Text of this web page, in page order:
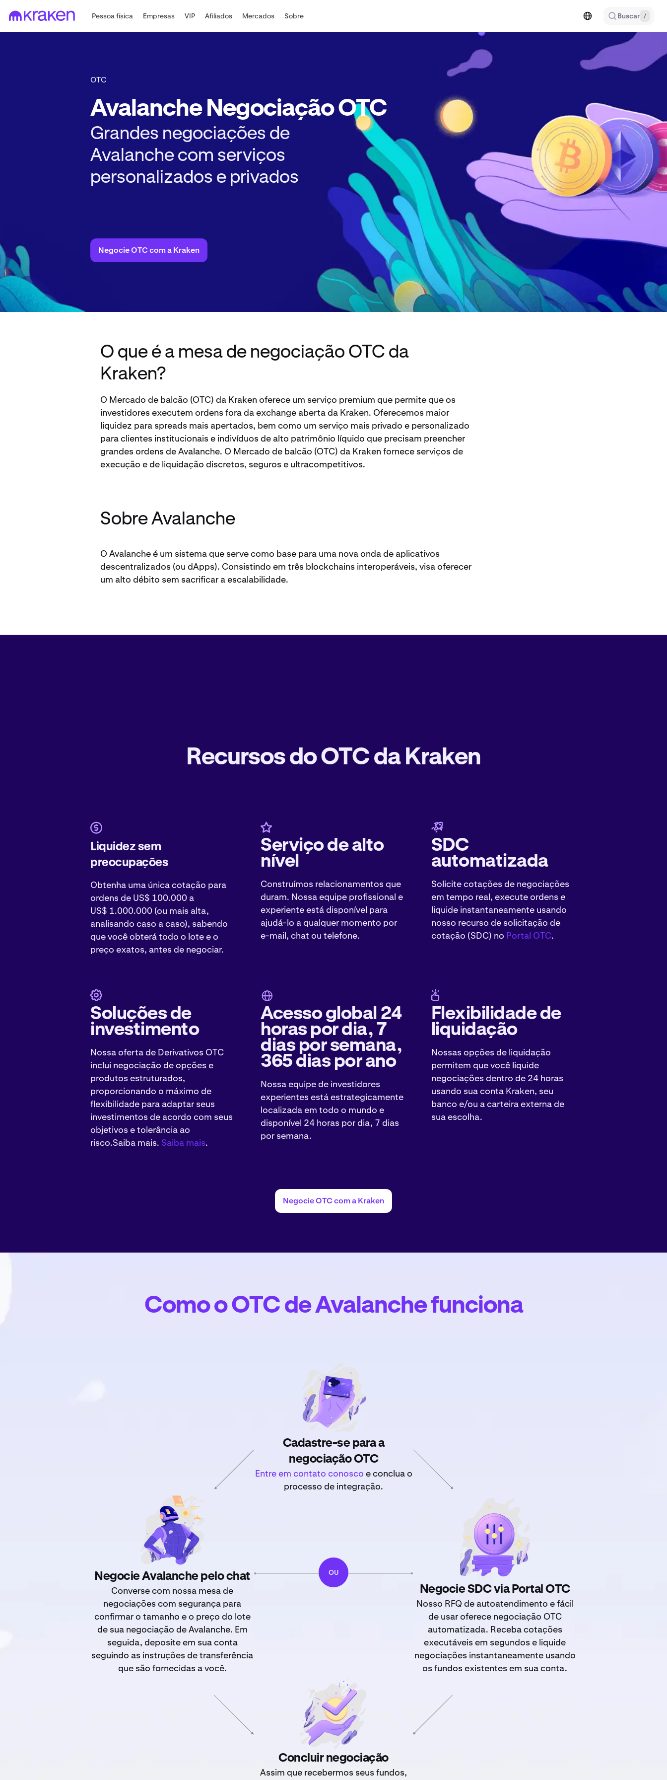
Pessoa física Empresas VIP Afiliados Mercados Sobre Buscar /
OTC
Avalanche Negociação OTC
Grandes negociações de
Avalanche com serviços
personalizados e privados
Negocie OTC com a Kraken
O que é a mesa de negociação OTC da
Kraken?
O Mercado de balcão (OTC) da Kraken oferece um serviço premium que permite que os
investidores executem ordens fora da exchange aberta da Kraken. Oferecemos maior
liquidez para spreads mais apertados, bem como um serviço mais privado e personalizado
para clientes institucionais e indivíduos de alto patrimônio líquido que precisam preencher
grandes ordens de Avalanche. O Mercado de balcão (OTC) da Kraken fornece serviços de
execução e de liquidação discretos, seguros e ultracompetitivos.
Sobre Avalanche
O Avalanche é um sistema que serve como base para uma nova onda de aplicativos
descentralizados (ou dApps). Consistindo em três blockchains interoperáveis, visa oferecer
um alto débito sem sacrificar a escalabilidade.
Recursos do OTC da Kraken
Liquidez sem
preocupações
Obtenha uma única cotação para
ordens de US$ 100.000 a
US$ 1.000.000 (ou mais alta,
analisando caso a caso), sabendo
que você obterá todo o lote e o
preço exatos, antes de negociar.
Serviço de alto
nível
Construímos relacionamentos que
duram. Nossa equipe profissional e
experiente está disponível para
ajudá-lo a qualquer momento por
e-mail, chat ou telefone.
SDC
automatizada
Solicite cotações de negociações
em tempo real, execute ordens e
liquide instantaneamente usando
nosso recurso de solicitação de
cotação (SDC) no Portal OTC.
Soluções de
investimento
Nossa oferta de Derivativos OTC
inclui negociação de opções e
produtos estruturados,
proporcionando o máximo de
flexibilidade para adaptar seus
investimentos de acordo com seus
objetivos e tolerância ao
risco.Saiba mais. Saiba mais.
Acesso global 24
horas por dia, 7
dias por semana,
365 dias por ano
Nossa equipe de investidores
experientes está estrategicamente
localizada em todo o mundo e
disponível 24 horas por dia, 7 dias
por semana.
Flexibilidade de
liquidação
Nossas opções de liquidação
permitem que você liquide
negociações dentro de 24 horas
usando sua conta Kraken, seu
banco e/ou a carteira externa de
sua escolha.
Negocie OTC com a Kraken
Como o OTC de Avalanche funciona
Cadastre-se para a
negociação OTC
Entre em contato conosco e conclua o
processo de integração.
Negocie Avalanche pelo chat
Converse com nossa mesa de
negociações com segurança para
confirmar o tamanho e o preço do lote
de sua negociação de Avalanche. Em
seguida, deposite em sua conta
seguindo as instruções de transferência
que são fornecidas a você.
OU
Negocie SDC via Portal OTC
Nosso RFQ de autoatendimento e fácil
de usar oferece negociação OTC
automatizada. Receba cotações
executáveis em segundos e liquide
negociações instantaneamente usando
os fundos existentes em sua conta.
Concluir negociação
Assim que recebermos seus fundos,